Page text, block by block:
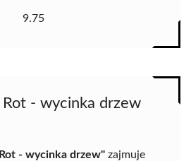
9.75
Rot - wycinka drzew
- wycinka drzew" zajmuje